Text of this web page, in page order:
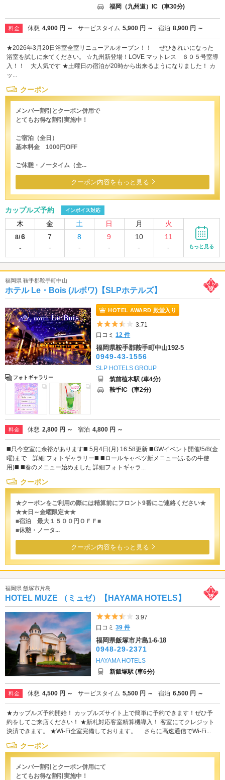
福岡（九州道）IC (車30分)
料金 休憩 4,900 円 ～ サービスタイム 5,900 円 ～ 宿泊 8,900 円 ～
★2026年3月20日浴室全室リニューアルオープン！！ ぜひきれいになった
浴室を試しに来てください。 ☆九州新登場！LOVE マットレス ６０５号室導
入！！ 大人気です ★土曜日の宿泊が20時から出来るようになりました！ カ
ッ...
クーポン
メンバー割引とクーポン併用で
とてもお得な割引実施中！
ご宿泊（全日）
基本料金 1000円OFF
ご休憩・ノータイム（全...
クーポン内容をもっと見る
カップルズ予約 インボイス対応
木 金 土 日 月 火
8/6
-
7
-
8
-
9
-
10
-
11
-
もっと見る
福岡県 鞍手郡鞍手町中山
ホテル Le・Bois (ルボワ)【SLPホテルズ】
フォトギャラリー
HOTEL AWARD 殿堂入り
5つ星のうち3.5
3.71
口コミ12 件
福岡県鞍手郡鞍手町中山192-5
0949-43-1556
SLP HOTELS GROUP
筑前植木駅 (車4分)
鞍手IC (車2分)
料金 休憩 2,800 円 ～ 宿泊 4,800 円 ～
◼️只今空室に余裕があります◼️ 5月4日(月) 16:58更新 ◼️GWイベント開催!5/8(金
曜)まで 詳細:フォトギャラリー◼️ ◼️ロールキャベツ新メニュー(ふるの牛使
用)◼️ ◼️春のメニュー始めました:詳細フォトギャラ...
クーポン
★クーポンをご利用の際には精算前にフロント9番にご連絡ください★
★★日～金曜限定★★
■宿泊 最大１５００円ＯＦＦ■
■休憩・ノータ...
クーポン内容をもっと見る
福岡県 飯塚市片島
HOTEL MUZE （ミュゼ）【HAYAMA HOTELS】
5つ星のうち3.5
3.97
口コミ39 件
福岡県飯塚市片島1-6-18
0948-29-2371
HAYAMA HOTELS
新飯塚駅 (車6分)
料金 休憩 4,500 円 ～ サービスタイム 5,500 円 ～ 宿泊 6,500 円 ～
★カップルズ予約開始！ カップルズサイト上で簡単に予約できます！ぜひ予
約をしてご来店ください！ ★新札対応客室精算機導入！ 客室にてクレジット
決済できます。 ★Wi-Fi全室完備しております。 さらに高速通信でWi-Fi...
クーポン
メンバー割引とクーポン併用にて
とてもお得な割引実施中！